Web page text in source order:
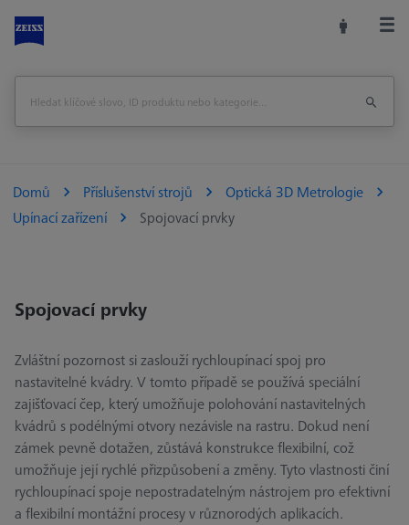
Domů Příslušenství strojů
Optická 3D Metrologie
Upínací zařízení
Spojovací prvky
Spojovací prvky
Zvláštní pozornost si zaslouží rychloupínací spoj pro
nastavitelné kvádry. V tomto případě se používá speciální
zajišťovací čep, který umožňuje polohování nastavitelných
kvádrů s podélnými otvory nezávisle na rastru. Dokud není
zámek pevně dotažen, zůstává konstrukce flexibilní, což
umožňuje její rychlé přizpůsobení a změny. Tyto vlastnosti činí
rychloupínací spoje nepostradatelným nástrojem pro efektivní
a flexibilní montážní procesy v různorodých aplikacích.